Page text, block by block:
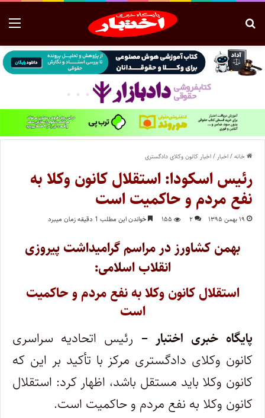
خانه/اخبار /اخبار کانون وکلای دادگستری
رئیس اسکودا: استقلال کانون وکلا به
نفع مردم و حاکمیت است
۱۹ بهمن ۱۳۹۵ ۲ ۱۵۵ خواندن این مطلب 1 دقیقه زمان میبرد
بهمن کشاورز در مراسم گرامیداشت پیروزی
انقلاب اسلامی:
استقلال کانون وکلا به نفع مردم و حاکمیت
است
پایگاه خبری اختبار – رئیس اتحادیه سراسری
کانون وکلای دادگستری مرکز با تأکید بر این که
کانون وکلا باید مستقل باشد، اظهار کرد: استقلال
کانون وکلا به نفع مردم و حاکمیت است.